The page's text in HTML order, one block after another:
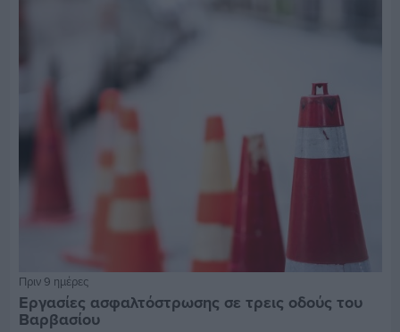
Πριν 9 ημέρες
Εργασίες ασφαλτόστρωσης σε τρεις οδούς του
Βαρβασίου